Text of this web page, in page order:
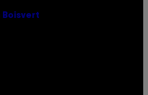
Boisvert